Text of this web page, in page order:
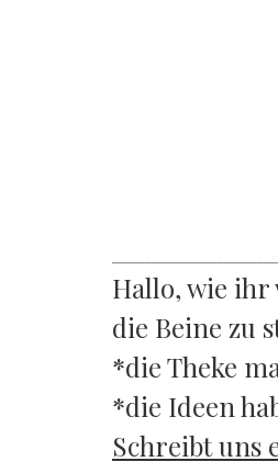
Hallo, wie ihr
die Beine zu
*die Theke
*die Ideen
Schreibt uns